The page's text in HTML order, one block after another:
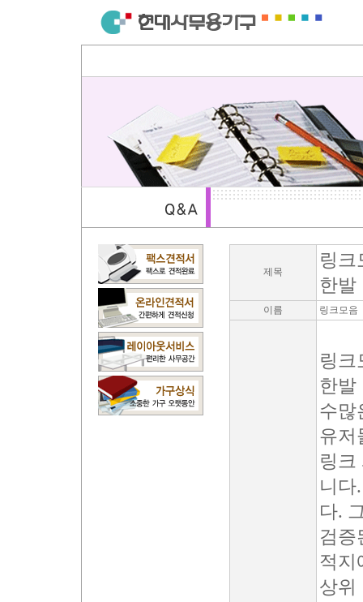
제목
링크
한발
이름 링크모음
링크
한발
수많
유저
링크
니다
다.
검증
적지
상위